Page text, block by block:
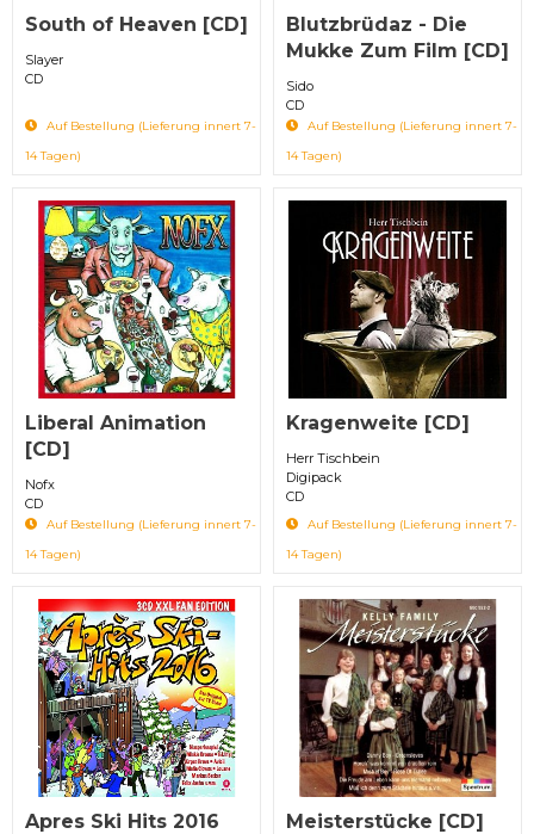
South of Heaven [CD]
Slayer
CD
Auf Bestellung (Lieferung innert 7-
14 Tagen)
Blutzbrüdaz - Die
Mukke Zum Film [CD]
Sido
CD
Auf Bestellung (Lieferung innert 7-
14 Tagen)
Liberal Animation
[CD]
Nofx
CD
Auf Bestellung (Lieferung innert 7-
14 Tagen)
Kragenweite [CD]
Herr Tischbein
Digipack
CD
Auf Bestellung (Lieferung innert 7-
14 Tagen)
Apres Ski Hits 2016
Meisterstücke [CD]